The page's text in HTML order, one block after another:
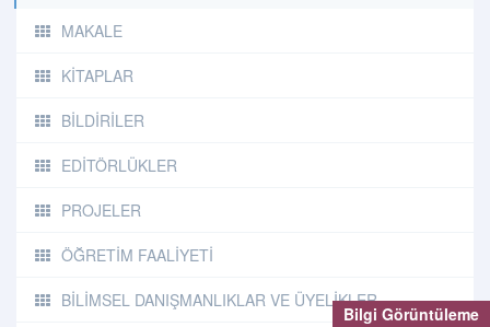
Bilgi Görüntüleme
MAKALE
KİTAPLAR
BİLDİRİLER
EDİTÖRLÜKLER
PROJELER
ÖĞRETİM FAALİYETİ
BİLİMSEL DANIŞMANLIKLAR VE ÜYELİKLER